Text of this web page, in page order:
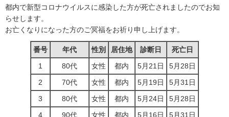
都内で新型コロナウイルスに感染した方が死亡されましたのでお知
らせします。
お亡くなりになった方のご冥福をお祈り申し上げます。
番号 年代 性別 居住地 診断日
死亡日
1
80代 女性 都内 5月21日
5月28日
2
70代 女性 都内 5月19日
5月31日
3
80代 女性 都内 5月24日
5月28日
4
90代 女性 都内 5月16日
5月31日